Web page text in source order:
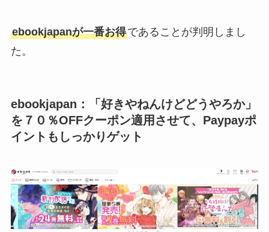
ebookjapanが一番お得であることが判明しまし
た。
ebookjapan：「好きやねんけどどうやろか」
を７０％OFFクーポン適用させて、Paypayポ
イントもしっかりゲット